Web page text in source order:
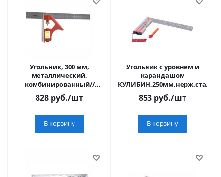
Угольник, 300 мм,
металлический,
комбинированный//
Sparta
828 руб./шт
В корзину
Угольник с уровнем и
карандашом
853 руб./шт
В корзину